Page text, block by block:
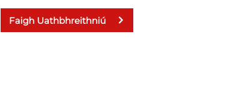
Faigh Uathbhreithniú